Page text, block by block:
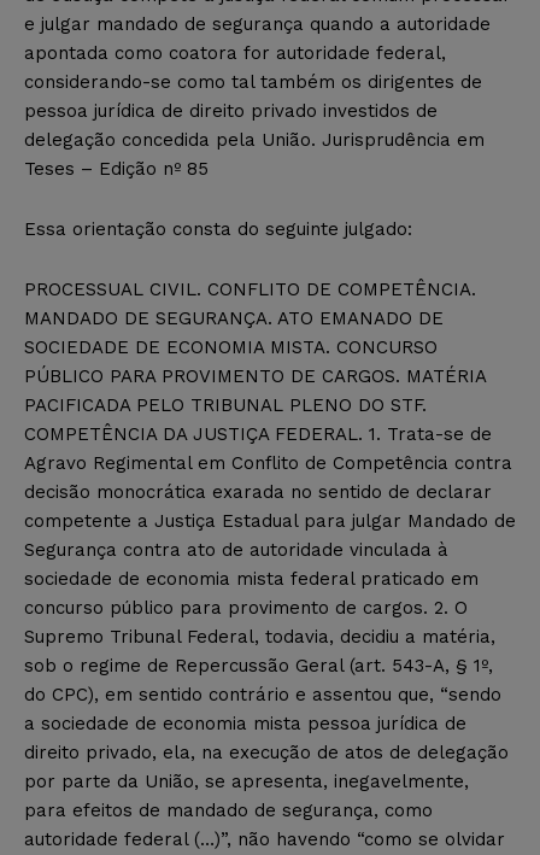
e julgar mandado de segurança quando a autoridade
apontada como coatora for autoridade federal,
considerando-se como tal também os dirigentes de
pessoa jurídica de direito privado investidos de
delegação concedida pela União. Jurisprudência em
Teses – Edição nº 85
Essa orientação consta do seguinte julgado:
PROCESSUAL CIVIL. CONFLITO DE COMPETÊNCIA.
MANDADO DE SEGURANÇA. ATO EMANADO DE
SOCIEDADE DE ECONOMIA MISTA. CONCURSO
PÚBLICO PARA PROVIMENTO DE CARGOS. MATÉRIA
PACIFICADA PELO TRIBUNAL PLENO DO STF.
COMPETÊNCIA DA JUSTIÇA FEDERAL. 1. Trata-se de
Agravo Regimental em Conflito de Competência contra
decisão monocrática exarada no sentido de declarar
competente a Justiça Estadual para julgar Mandado de
Segurança contra ato de autoridade vinculada à
sociedade de economia mista federal praticado em
concurso público para provimento de cargos. 2. O
Supremo Tribunal Federal, todavia, decidiu a matéria,
sob o regime de Repercussão Geral (art. 543-A, § 1º,
do CPC), em sentido contrário e assentou que, “sendo
a sociedade de economia mista pessoa jurídica de
direito privado, ela, na execução de atos de delegação
por parte da União, se apresenta, inegavelmente,
para efeitos de mandado de segurança, como
autoridade federal (…)”, não havendo “como se olvidar